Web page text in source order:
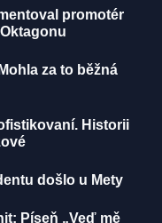
promotér
za to běžná
Historii
došlo u Mety
Píseň „Veď mě